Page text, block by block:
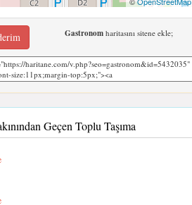
Gastronomharitasını sitene ekle;
Geçen Toplu Taşıma